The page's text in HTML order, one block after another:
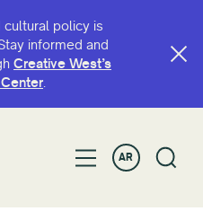
cultural policy is
informed and
Creative West’s
.
AR